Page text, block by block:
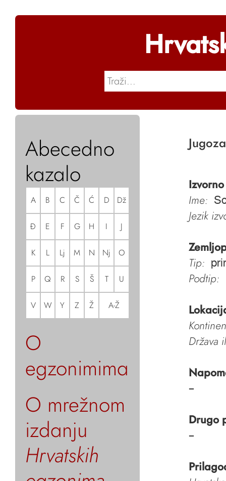
Abecedno
kazalo
A B C Č Ć D Dž
Đ E F G H I J
K L Lj M N Nj O
P Q R S Š T U
V W Y Z Ž A-Ž
O
egzonimima
O mrežnom
izdanju
Hrvatskih
Ime:
Jezik
Tip:
Podtip:
Država
–
Drugo
–